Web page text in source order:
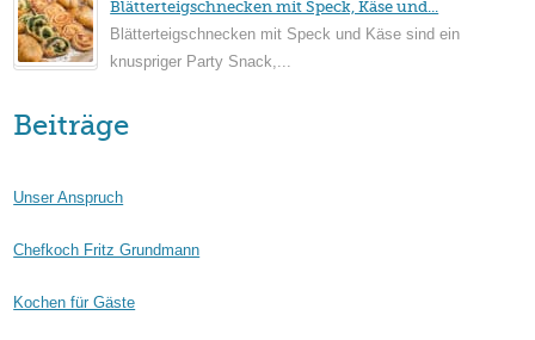
Blätterteigschnecken mit Speck, Käse und...
Blätterteigschnecken mit Speck und Käse sind ein
knuspriger Party Snack,...
Beiträge
Unser Anspruch
Chefkoch Fritz Grundmann
Kochen für Gäste